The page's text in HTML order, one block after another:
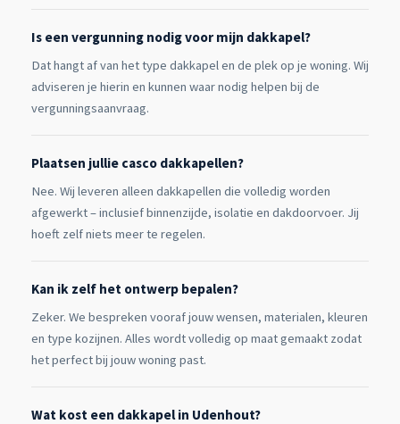
Is een vergunning nodig voor mijn dakkapel?
Dat hangt af van het type dakkapel en de plek op je woning. Wij
adviseren je hierin en kunnen waar nodig helpen bij de
vergunningsaanvraag.
Plaatsen jullie casco dakkapellen?
Nee. Wij leveren alleen dakkapellen die volledig worden
afgewerkt – inclusief binnenzijde, isolatie en dakdoorvoer. Jij
hoeft zelf niets meer te regelen.
Kan ik zelf het ontwerp bepalen?
Zeker. We bespreken vooraf jouw wensen, materialen, kleuren
en type kozijnen. Alles wordt volledig op maat gemaakt zodat
het perfect bij jouw woning past.
Wat kost een dakkapel in Udenhout?